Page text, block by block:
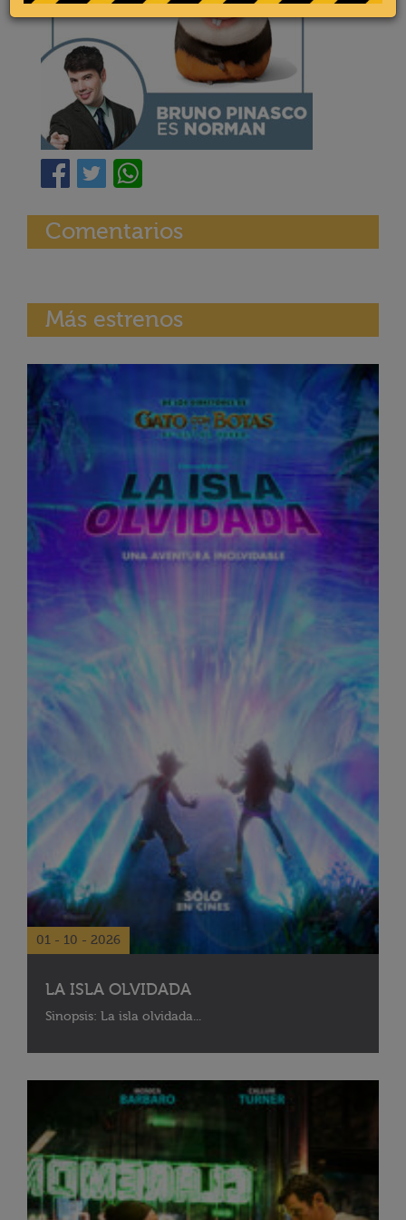
Comentarios
Más estrenos
01 - 10 - 2026
LA ISLA OLVIDADA
Sinopsis: La isla olvidada...